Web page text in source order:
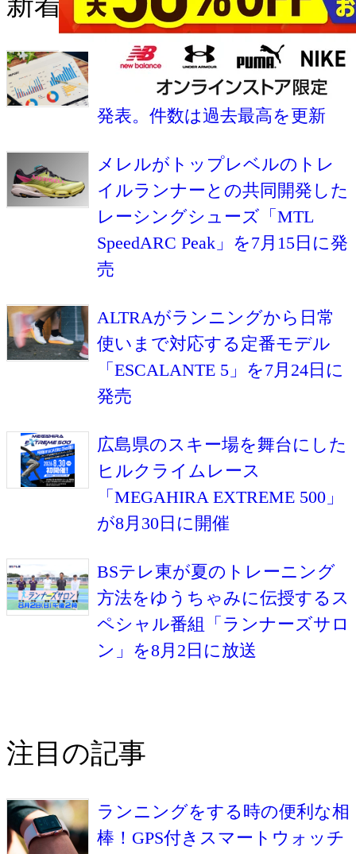
RUNNETが2026年上半期の国内
マラソン大会エントリー動向を
発表。件数は過去最高を更新
メレルがトップレベルのトレ
イルランナーとの共同開発した
レーシングシューズ「MTL
SpeedARC Peak」を7月15日に発
売
ALTRAがランニングから日常
使いまで対応する定番モデル
「ESCALANTE 5」を7月24日に
発売
広島県のスキー場を舞台にした
ヒルクライムレース
「MEGAHIRA EXTREME 500」
が8月30日に開催
BSテレ東が夏のトレーニング
方法をゆうちゃみに伝授するス
ペシャル番組「ランナーズサロ
ン」を8月2日に放送
注目の記事
ランニングをする時の便利な相
棒！GPS付きスマートウォッチ